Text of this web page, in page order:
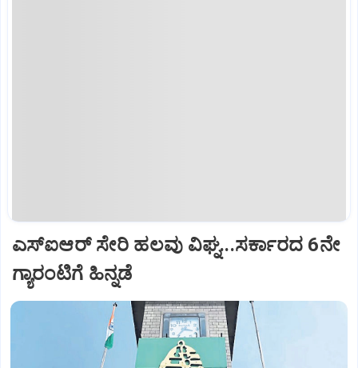
ಎಸ್‌ಐಆರ್‌ ಸೇರಿ ಹಲವು ವಿಘ್ನ...ಸರ್ಕಾರದ 6ನೇ
ಗ್ಯಾರಂಟಿಗೆ ಹಿನ್ನಡೆ